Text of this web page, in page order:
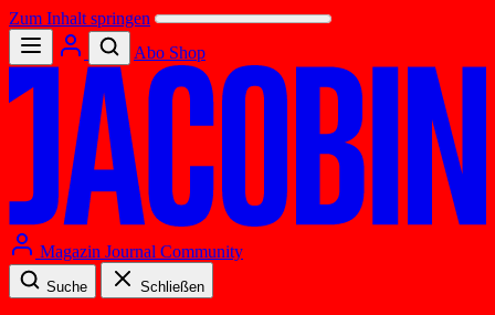
Zum Inhalt springen
Abo Shop
Magazin Journal Community
Suche Schließen